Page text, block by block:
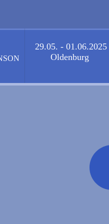
29.05. - 01.06.2025
Oldenburg